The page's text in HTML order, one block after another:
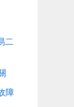
二
障